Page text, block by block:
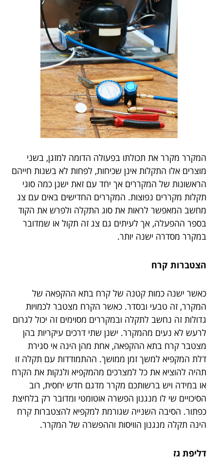
המקרר מקרר את תכולתו בפעולה הדומה למזגן, בשני
מוצרים אלו התקלות אינן שכיחות, לפחות לא בשנות חייהם
הראשונות של המקררים אך יחד עם זאת ישנן כמה סוגי
תקלות מקררים נפוצות. המקררים החדישים באים עם צג
מחשב המאפשר לראות את סוג התקלה ולפרש את הקוד
בספר ההפעלה, אך לעיתים גם צג זה תקול או שמדובר
במקרר מסדרה ישנה יותר.
הצטברות קרח
כאשר ישנה כמות קטנה של קרח בתא ההקפאה של
המקרר, זה טבעי ובסדר. כאשר הקרח מצטבר לכמויות
גדולות זה נחשב לתקלה ובמקררים מסוימים זה יכול לגרום
לרעש לא נעים מהמקרר. ישנן שתי דרכים עיקריות בהן
מצטבר קרח בתא ההקפאה, אחת מהן הינה אי סגירת
דלת המקפיא למשך זמן ממושך. ההתמודדות עם תקלה זו
תהיה להוציא את כל למצרכים מהמקפיא ולנקות את הקרח
או במידה ויש ברשותכם מקרר מדגם חדש יחסית, רוב
הסיכויים שי לו מנגנון הפשרה אוטומטי ומדובר רק בלחיצת
כפתור. הסיבה השנייה שגורמת למקפיא להצטברות קרח
הינה תקלה מנגנון הוויסות וההפשרה של המקרר.
דליפת גז